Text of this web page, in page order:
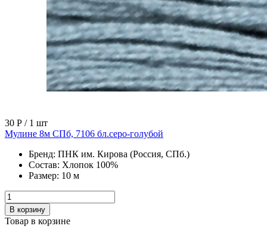
30 Р / 1 шт
Мулине 8м СПб, 7106 бл.серо-голубой
Бренд: ПНК им. Кирова (Россия, СПб.)
Состав: Хлопок 100%
Размер: 10 м
В корзину
Товар в корзине